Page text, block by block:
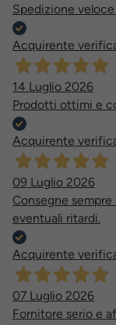
Spedizione
Acquirente
14 Luglio 2026
Prodotti ottimi e
Acquirente
09 Luglio 2026
Consegne
eventuali ritardi.
Acquirente
07 Luglio 2026
Fornitore serio e